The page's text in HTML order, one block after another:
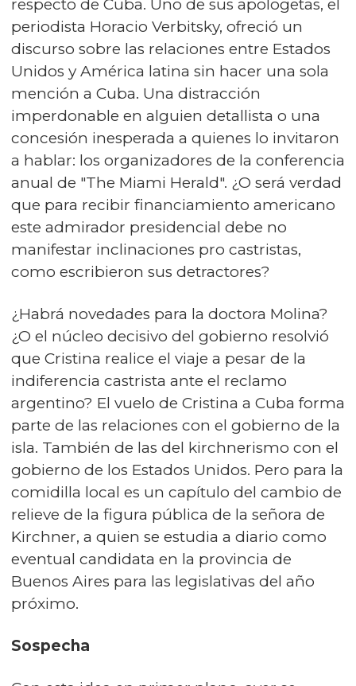
respecto de Cuba. Uno de sus apologetas, el
periodista Horacio Verbitsky, ofreció un
discurso sobre las relaciones entre Estados
Unidos y América latina sin hacer una sola
mención a Cuba. Una distracción
imperdonable en alguien detallista o una
concesión inesperada a quienes lo invitaron
a hablar: los organizadores de la conferencia
anual de "The Miami Herald". ¿O será verdad
que para recibir financiamiento americano
este admirador presidencial debe no
manifestar inclinaciones pro castristas,
como escribieron sus detractores?
¿Habrá novedades para la doctora Molina?
¿O el núcleo decisivo del gobierno resolvió
que Cristina realice el viaje a pesar de la
indiferencia castrista ante el reclamo
argentino? El vuelo de Cristina a Cuba forma
parte de las relaciones con el gobierno de la
isla. También de las del kirchnerismo con el
gobierno de los Estados Unidos. Pero para la
comidilla local es un capítulo del cambio de
relieve de la figura pública de la señora de
Kirchner, a quien se estudia a diario como
eventual candidata en la provincia de
Buenos Aires para las legislativas del año
próximo.
Sospecha